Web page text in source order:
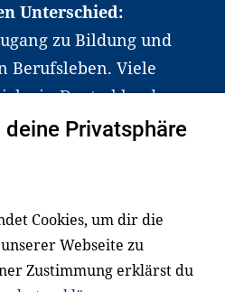
Unterschied:
zu Bildung und
Berufsleben. Viele
in Deutschland
dabei.
Erzieher*innen,
arbeiten wir eng
Privatsphäre
Cookies, um dir die
Webseite zu
Zustimmung erklärst du